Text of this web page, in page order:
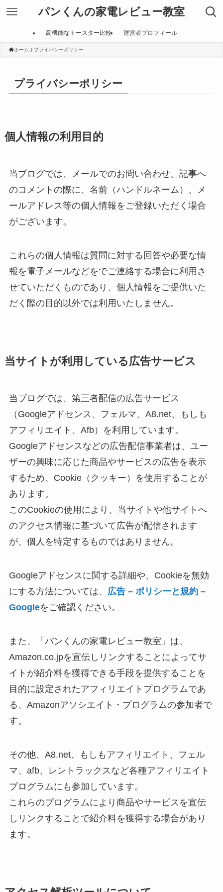
パンくんの家電レビュー教室
高機能なトースター比較 運営者プロフィール
ホーム プライバシーポリシー
プライバシーポリシー
個人情報の利用目的
当ブログでは、メールでのお問い合わせ、記事へ
のコメントの際に、名前（ハンドルネーム）、メ
ールアドレス等の個人情報をご登録いただく場合
がございます。
これらの個人情報は質問に対する回答や必要な情
報を電子メールなどをでご連絡する場合に利用さ
せていただくものであり、個人情報をご提供いた
だく際の目的以外では利用いたしません。
当サイトが利用している広告サービス
当ブログでは、第三者配信の広告サービス
（Googleアドセンス、フェルマ、A8.net、もしも
アフィリエイト、Afb）を利用しています。
Googleアドセンスなどの広告配信事業者は、ユー
ザーの興味に応じた商品やサービスの広告を表示
するため、Cookie（クッキー）を使用することが
あります。
このCookieの使用により、当サイトや他サイトへ
のアクセス情報に基づいて広告が配信されます
が、個人を特定するものではありません。
Googleアドセンスに関する詳細や、Cookieを無効
にする方法については、 広告 – ポリシーと規約 –
Googleをご確認ください。
また、「パンくんの家電レビュー教室」は、
Amazon.co.jpを宣伝しリンクすることによってサ
イトが紹介料を獲得できる手段を提供することを
目的に設定されたアフィリエイトプログラムであ
る、Amazonアソシエイト・プログラムの参加者で
す。
その他、A8.net、もしもアフィリエイト、フェル
マ、afb、レントラックスなど各種アフィリエイト
プログラムにも参加しています。
これらのプログラムにより商品やサービスを宣伝
しリンクすることで紹介料を獲得する場合があり
ます。